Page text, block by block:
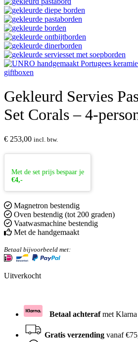
Gekleurd Servies
Set Corals – 4-
€ 253,00 incl. btw.
Met de set prijs bespaar je
€4,-
Magnetron bestendig
Oven bestendig (tot 200 graden)
Vaatwasmachine bestendig
Met de handgemaakt
Betaal bijvoorbeeld met:
Uitverkocht
Betaal achterafmet Klarna
Gratis verzending vanaf